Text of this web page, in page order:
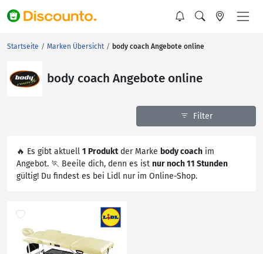
Startseite Marken Übersicht body coach Angebote online
body coach Angebote online
Filter
🔥 Es gibt aktuell 1 Produktder Marke body coach im
Angebot. 🏃 Beeile dich, denn es ist nur noch 11 Stunden
gültig! Du findest es bei Lidl nur im Online-Shop.